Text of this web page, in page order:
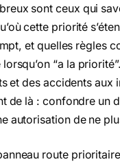
sont ceux qui
cette priorité
et quelles règles
“a la
et des accidents aux
de là : confondre un
autorisation de ne
route